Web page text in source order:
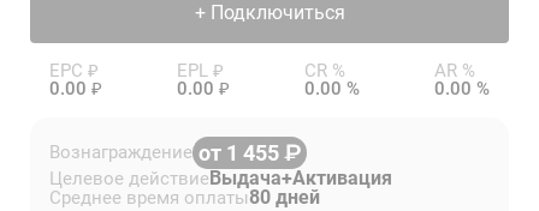
+ Подключиться
EPC ₽
0.00 ₽
EPL ₽
0.00 ₽
CR %
0.00 %
AR %
0.00 %
Вознаграждение от 1 455
Целевое действиеВыдача+Активация
Среднее время оплаты80 дней